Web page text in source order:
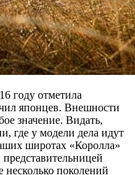
году отметила
японцев. Внешности
значение. Видать,
где у модели дела идут
широтах «Королла»
несколько поколений